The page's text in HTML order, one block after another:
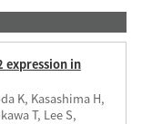
expression in
K, Kasashima H,
T, Lee S,